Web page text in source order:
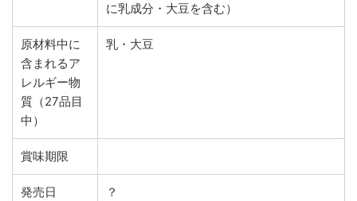
に乳成分・大豆を含む）
原材料中に
含まれるア
レルギー物
質（27品目
中）
乳・大豆
賞味期限
発売日 ？